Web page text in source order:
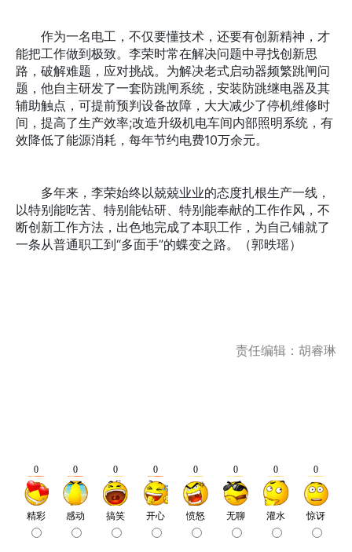
作为一名电工，不仅要懂技术，还要有创新精神，才
能把工作做到极致。李荣时常在解决问题中寻找创新思
路，破解难题，应对挑战。为解决老式启动器频繁跳闸问
题，他自主研发了一套防跳闸系统，安装防跳继电器及其
辅助触点，可提前预判设备故障，大大减少了停机维修时
间，提高了生产效率;改造升级机电车间内部照明系统，有
效降低了能源消耗，每年节约电费10万余元。
多年来，李荣始终以兢兢业业的态度扎根生产一线，
以特别能吃苦、特别能钻研、特别能奉献的工作作风，不
断创新工作方法，出色地完成了本职工作，为自己铺就了
一条从普通职工到“多面手”的蝶变之路。（郭昳瑶）
责任编辑：胡睿琳